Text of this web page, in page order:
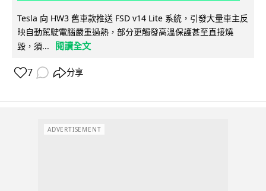
Tesla 向 HW3 舊車款推送 FSD v14 Lite 系統，引發大量車主反
映自動駕駛電腦嚴重過熱，部分更觸發高溫保護甚至直接燒
毀，須...
閱讀全文
7 分享
ADVERTISEMENT